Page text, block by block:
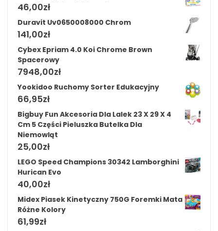
46,00zł
Duravit Uv0650008000 Chrom
141,00zł
Cybex Epriam 4.0 Koi Chrome Brown
Spacerowy
7948,00zł
Yookidoo Ruchomy Sorter Edukacyjny
66,95zł
Bigbuy Fun Akcesoria Dla Lalek 23 X 29 X 4
Cm 5 Części Pieluszka Butelka Dla
Niemowląt
25,00zł
LEGO Speed Champions 30342 Lamborghini
Hurican Evo
40,00zł
Midex Piasek Kinetyczny 750G Foremki Mata
Różne Kolory
61,99zł